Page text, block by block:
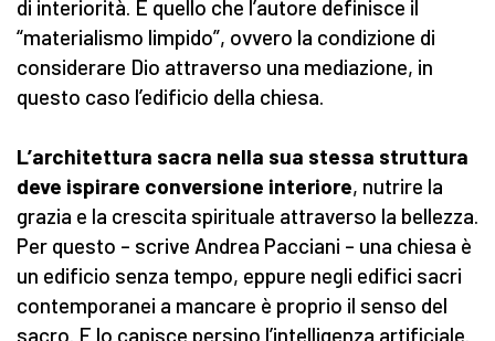
di interiorità. È quello che l’autore definisce il
“materialismo limpido”, ovvero la condizione di
considerare Dio attraverso una mediazione, in
questo caso l’edificio della chiesa.
L’architettura sacra nella sua stessa struttura
deve ispirare conversione interiore, nutrire la
grazia e la crescita spirituale attraverso la bellezza.
Per questo – scrive Andrea Pacciani – una chiesa è
un edificio senza tempo, eppure negli edifici sacri
contemporanei a mancare è proprio il senso del
sacro. E lo capisce persino l’intelligenza artificiale.